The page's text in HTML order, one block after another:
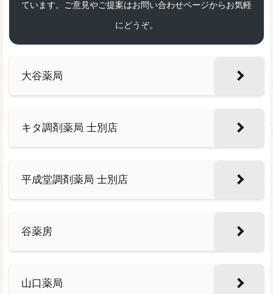
ています。ご意見やご提案はお問い合わせページからお気軽
にどうぞ。
大谷薬局
キタ調剤薬局 士別店
平成堂調剤薬局 士別店
谷薬房
山口薬局